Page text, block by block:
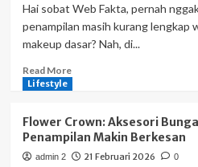
Lembut
buat
Rambut
serta
Hai sobat Web Fakta, pernah
penampilan masih kurang lengkap
makeup dasar? Nah, di...
Read MoreRead
Eyeshadow:
Sentuhan
Warna
yang
Lifestyle
Flower Crown: Aksesori
Penampilan Makin Berkesan
admin 2 21 Februari 2026 0